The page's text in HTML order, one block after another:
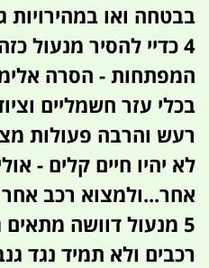
בבטחה ואו במהירויות
4 כדיי להסיר מנעול
המפתחות - הסרה
בכלי עזר חשמליים
רעש והרבה פעולות
לא יהיו חיים קלים -
אחר...ולמצוא רכב
5 מנעול דוושה
רכבים ולא תמיד נגד